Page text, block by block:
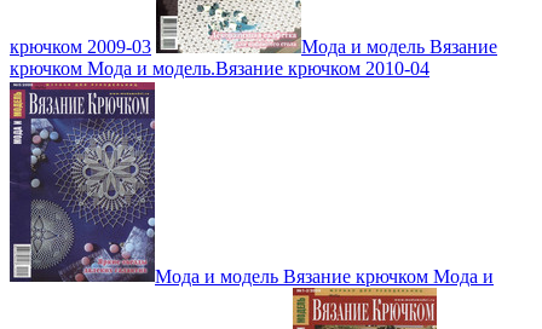
крючком 2009-03
Мода и модель Вязание
крючком Мода и модель.Вязание крючком 2010-04
Мода и модель Вязание крючком Мода и